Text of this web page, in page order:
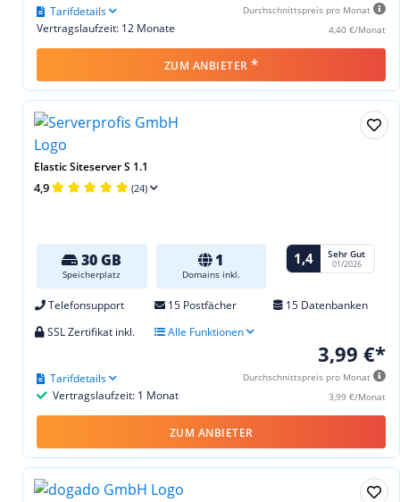
Durchschnittspreis pro Monat
4,40 €/Monat
Vertragslaufzeit: 12 Monate
Tarifdetails
ZUM ANBIETER *
Elastic Siteserver S 1.1
4,9 (24)
30 GB
Speicherplatz
1
Domains inkl.
1,4 Sehr Gut
01/2026
Telefonsupport 15 Postfächer
15 Datenbanken
SSL Zertifikat inkl.
Alle Funktionen
3,99 €*
Durchschnittspreis pro Monat
3,99 €/Monat
Vertragslaufzeit: 1 Monat
Tarifdetails
ZUM ANBIETER